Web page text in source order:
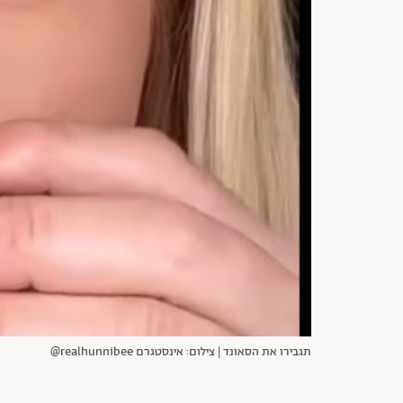
תגבירו את הסאונד | צילום: אינסטגרם realhunnibee@